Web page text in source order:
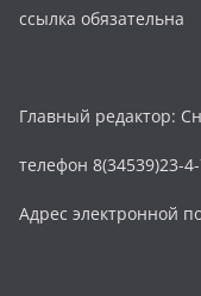
ссылка обязательна
Главный редактор:
телефон 8(34539)23-
Адрес электронной